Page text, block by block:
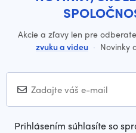
Akcie a zľavy len pre
zvuku a videu · Novinky
Prihlásením súhlasíte so